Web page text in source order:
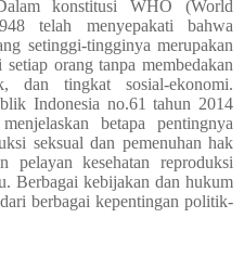
konstitusi WHO (World
telah menyepakati bahwa
setinggi-tingginya merupakan
orang tanpa membedakan
dan tingkat sosial-ekonomi.
Indonesia no.61 tahun 2014
betapa pentingnya
seksual dan pemenuhan hak
pelayan kesehatan reproduksi
Berbagai kebijakan dan hukum
berbagai kepentingan politik-